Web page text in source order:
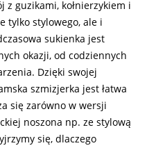
z guzikami, kołnierzykiem i
tylko stylowego, ale i
sukienka jest
okazji, od codziennych
Dzięki swojej
szmizjerka jest łatwa
się zarówno w wersji
noszona np. ze stylową
się, dlaczego